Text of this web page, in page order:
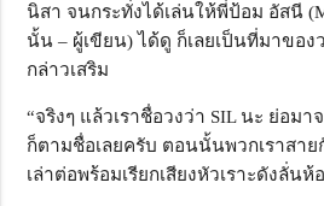
นิสา จนกระทั่งได้เล่นให้พี่ป้อม อัสนี
นั้น – ผู้เขียน) ได้ดู ก็เลยเป็นที่มาของ
กล่าวเสริม
“จริงๆ แล้วเราชื่อวงว่า SIL นะ ย่อมาจ
ก็ตามชื่อเลยครับ ตอนนั้นพวกเราสา
เล่าต่อพร้อมเรียกเสียงหัวเราะดังลั่นห้